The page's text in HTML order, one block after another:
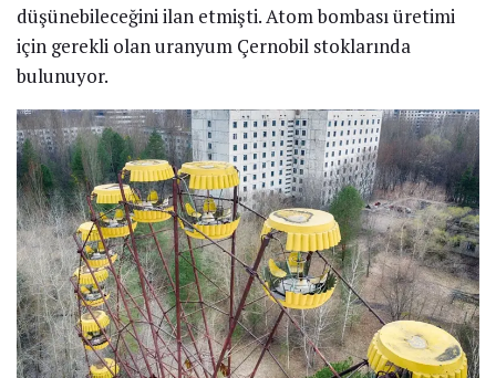
düşünebileceğini ilan etmişti. Atom bombası üretimi
için gerekli olan uranyum Çernobil stoklarında
bulunuyor.